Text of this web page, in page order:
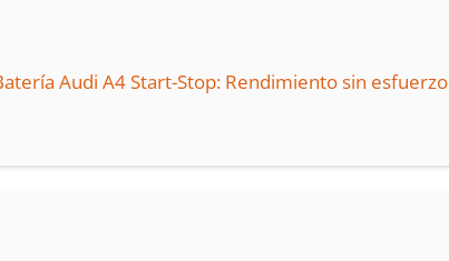
Audi A4 Start-Stop: Rendimiento sin esfuerzo